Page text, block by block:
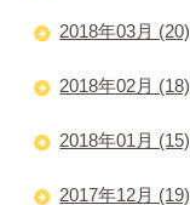
2018年03月 (20)
2018年02月 (18)
2018年01月 (15)
2017年12月 (19)